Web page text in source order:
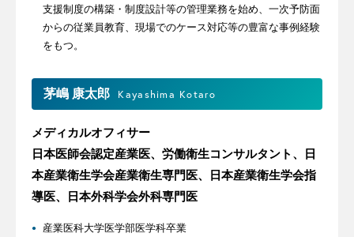
支援制度の構築・制度設計等の管理業務を始め、一次予防面
からの従業員教育、現場でのケース対応等の豊富な事例経験
をもつ。
茅嶋 康太郎 Kayashima Kotaro
メディカルオフィサー
日本医師会認定産業医、労働衛生コンサルタント、日
本産業衛生学会産業衛生専門医、日本産業衛生学会指
導医、日本外科学会外科専門医
産業医科大学医学部医学科卒業